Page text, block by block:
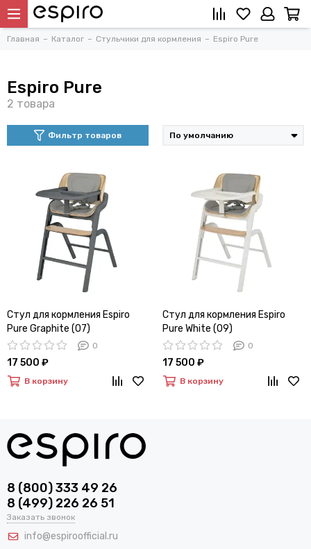
Главная Каталог Стульчики для кормления Espiro Pure
Espiro Pure
Фильтр товаров
Стул для кормления Espiro
Pure Graphite (07)
0
17 500 ₽
В корзину
Стул для кормления Espiro
Pure White (09)
0
17 500 ₽
В корзину
8 (800) 333 49 26
8 (499) 226 26 51
Заказать звонок
info@espiroofficial.ru